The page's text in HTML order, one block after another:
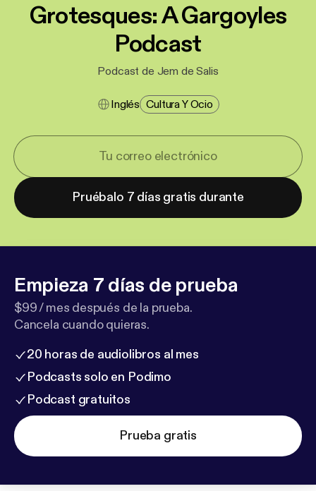
Grotesques: A Gargoyles
Podcast
Podcast de Jem de Salis
Inglés Cultura Y Ocio
Pruébalo 7 días gratis durante
Empieza 7 días de prueba
$99 / mes después de la prueba.
Cancela cuando quieras.
20 horas de audiolibros al mes
Podcasts solo en Podimo
Podcast gratuitos
Prueba gratis